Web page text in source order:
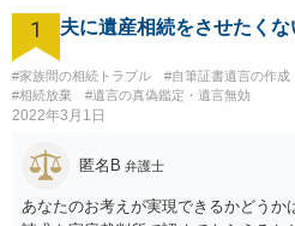
1 夫に遺産相続をさせたくな
#家族間の相続トラブル #自筆証書遺言の作成
#相続放棄
#遺言の真偽鑑定・遺言無効
2022年3月1日
匿名B 弁護士
あなたのお考えが実現できるかどうか